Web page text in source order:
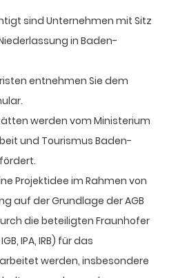
sind Unternehmen mit Sitz
in Baden-
entnehmen Sie dem
werden vom Ministerium
und Tourismus Baden-
Projektidee im Rahmen von
auf der Grundlage der AGB
die beteiligten Fraunhofer
IPA, IRB) für das
werden, insbesondere